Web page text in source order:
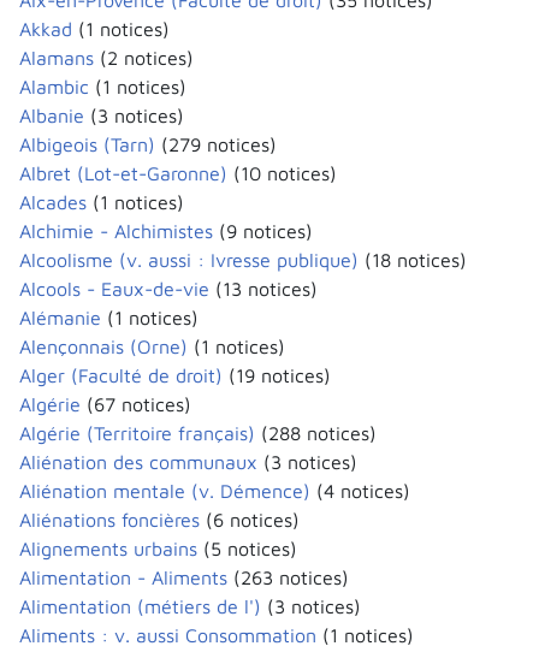
Akkad (1 notices)
Alamans (2 notices)
Alambic (1 notices)
Albanie (3 notices)
Albigeois (Tarn) (279 notices)
Albret (Lot-et-Garonne) (10 notices)
Alcades (1 notices)
Alchimie - Alchimistes (9 notices)
Alcoolisme (v. aussi : Ivresse publique) (18 notices)
Alcools - Eaux-de-vie (13 notices)
Alémanie (1 notices)
Alençonnais (Orne) (1 notices)
Alger (Faculté de droit) (19 notices)
Algérie (67 notices)
Algérie (Territoire français) (288 notices)
Aliénation des communaux (3 notices)
Aliénation mentale (v. Démence) (4 notices)
Aliénations foncières (6 notices)
Alignements urbains (5 notices)
Alimentation - Aliments (263 notices)
Alimentation (métiers de l') (3 notices)
Aliments : v. aussi Consommation (1 notices)